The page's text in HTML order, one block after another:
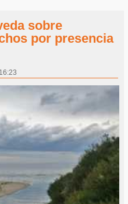
sobre
por presencia